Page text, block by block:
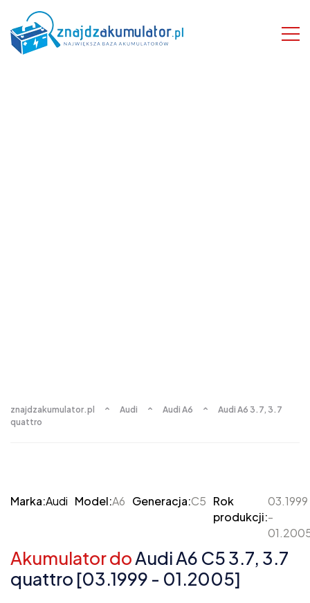
znajdzakumulator.pl Audi Audi A6
Audi A6 3.7, 3.7
quattro
Marka:Audi Model:A6 Generacja:C5 Rok
produkcji:
03.1999
-
Akumulator doAudi A6 C5 3.7, 3.7
quattro [03.1999 - 01.2005]